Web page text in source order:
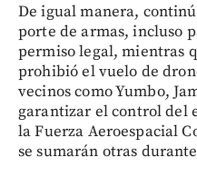
De igual manera,
porte de armas, incluso
permiso legal, mientras
prohibió el vuelo de
vecinos como Yumbo,
garantizar el control del
la Fuerza Aeroespacial
se sumarán otras